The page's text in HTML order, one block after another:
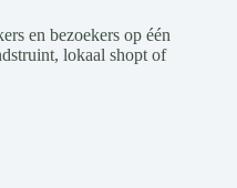
en bezoekers op één
lokaal shopt of